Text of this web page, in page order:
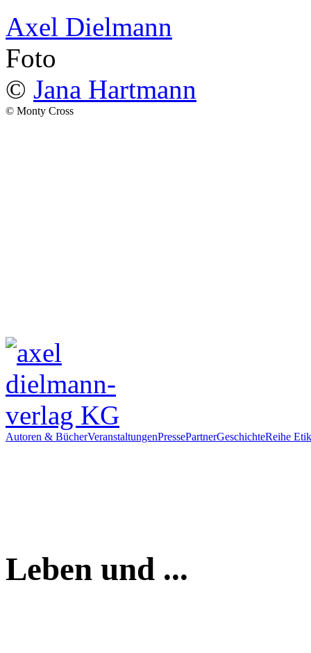
Axel Dielmann
Foto
© Jana Hartmann
© Monty Cross
Autoren & BücherVeranstaltungenPressePartnerGeschichteReihe
Leben und ...